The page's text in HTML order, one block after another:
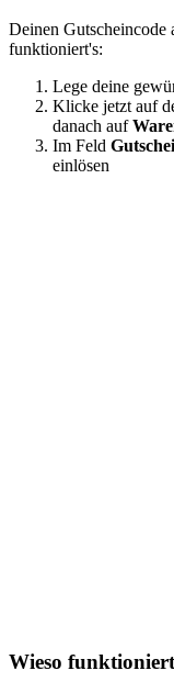
Deinen Gutscheincode
funktioniert's:
Lege deine
Klicke jetzt auf
danach auf
Im Feld
einlösen
Wieso